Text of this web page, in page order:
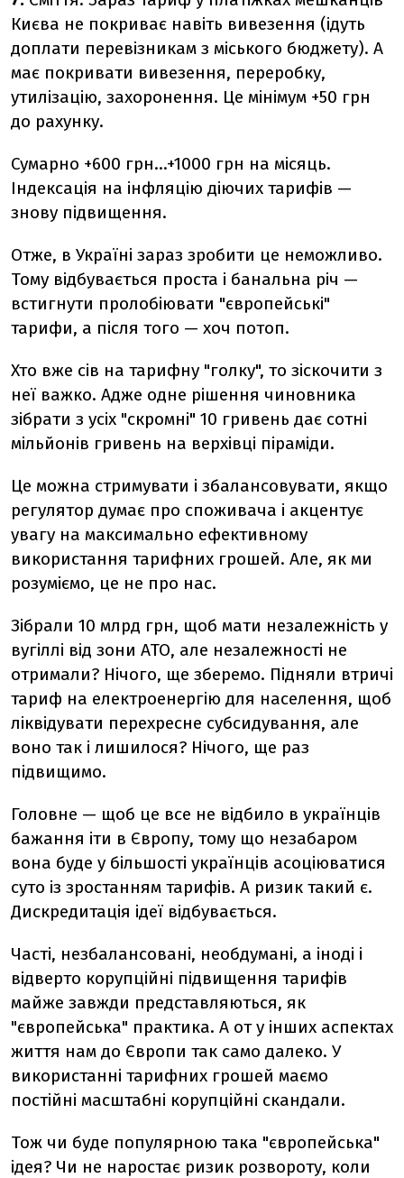
Києва не покриває навіть вивезення (ідуть
доплати перевізникам з міського бюджету). А
має покривати вивезення, переробку,
утилізацію, захоронення. Це мінімум +50 грн
до рахунку.
Сумарно +600 грн...+1000 грн на місяць.
Індексація на інфляцію діючих тарифів —
знову підвищення.
Отже, в Україні зараз зробити це неможливо.
Тому відбувається проста і банальна річ —
встигнути пролобіювати "європейські"
тарифи, а після того — хоч потоп.
Хто вже сів на тарифну "голку", то зіскочити з
неї важко. Адже одне рішення чиновника
зібрати з усіх "скромні" 10 гривень дає сотні
мільйонів гривень на верхівці піраміди.
Це можна стримувати і збалансовувати, якщо
регулятор думає про споживача і акцентує
увагу на максимально ефективному
використання тарифних грошей. Але, як ми
розуміємо, це не про нас.
Зібрали 10 млрд грн, щоб мати незалежність у
вугіллі від зони АТО, але незалежності не
отримали? Нічого, ще зберемо. Підняли втричі
тариф на електроенергію для населення, щоб
ліквідувати перехресне субсидування, але
воно так і лишилося? Нічого, ще раз
підвищимо.
Головне — щоб це все не відбило в українців
бажання іти в Європу, тому що незабаром
вона буде у більшості українців асоціюватися
суто із зростанням тарифів. А ризик такий є.
Дискредитація ідеї відбувається.
Часті, незбалансовані, необдумані, а іноді і
відверто корупційні підвищення тарифів
майже завжди представляються, як
"європейська" практика. А от у інших аспектах
життя нам до Європи так само далеко. У
використанні тарифних грошей маємо
постійні масштабні корупційні скандали.
Тож чи буде популярною така "європейська"
ідея? Чи не наростає ризик розвороту, коли